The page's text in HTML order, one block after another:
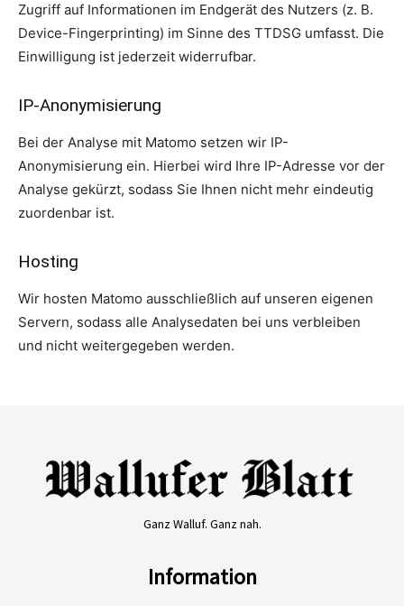
Zugriff auf Informationen im Endgerät des Nutzers (z. B.
Device-Fingerprinting) im Sinne des TTDSG umfasst. Die
Einwilligung ist jederzeit widerrufbar.
IP-Anonymisierung
Bei der Analyse mit Matomo setzen wir IP-
Anonymisierung ein. Hierbei wird Ihre IP-Adresse vor der
Analyse gekürzt, sodass Sie Ihnen nicht mehr eindeutig
zuordenbar ist.
Hosting
Wir hosten Matomo ausschließlich auf unseren eigenen
Servern, sodass alle Analysedaten bei uns verbleiben
und nicht weitergegeben werden.
Ganz Walluf. Ganz nah.
Information